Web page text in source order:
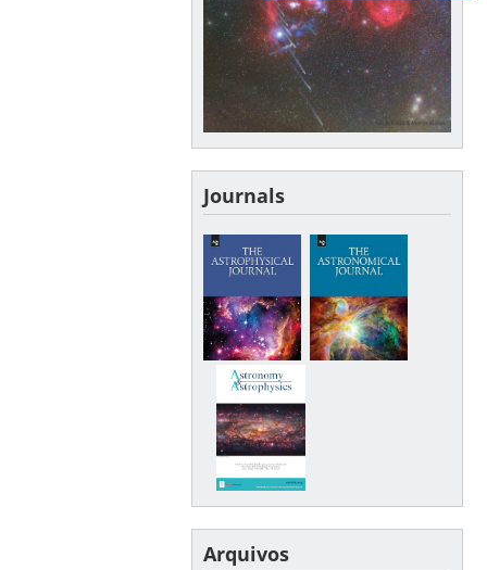
Journals
Arquivos